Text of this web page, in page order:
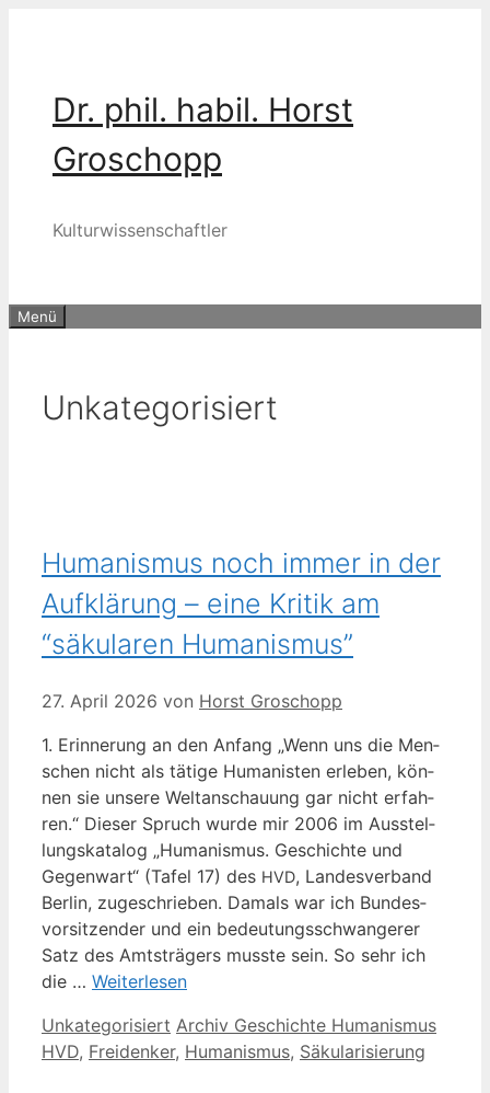
Dr. phil. habil. Horst
Groschopp
Kulturwissenschaftler
Menü
Unkategorisiert
Humanismus noch immer in der
Aufklärung – eine Kritik am
“säkularen Humanismus”
27. April 2026 von Horst Groschopp
1. Erin­ne­rung an den Anfang „Wenn uns die Men­
schen nicht als täti­ge Huma­nis­ten erle­ben, kön­
nen sie unse­re Welt­an­schau­ung gar nicht erfah­
ren.“ Die­ser Spruch wur­de mir 2006 im Aus­stel­
lungs­ka­ta­log „Huma­nis­mus. Geschich­te und
Gegen­wart“ (Tafel 17) des HVD, Lan­des­ver­band
Ber­lin, zuge­schrie­ben. Damals war ich Bun­des­
vor­sit­zen­der und ein bedeu­tungs­schwan­ge­rer
Satz des Amts­trä­gers muss­te sein. So sehr ich
die … Wei­ter­le­sen
Kategorien
Unkategorisiert Schlagwörter
Archiv Geschichte Humanismus
HVD, Freidenker, Humanismus, Säkularisierung